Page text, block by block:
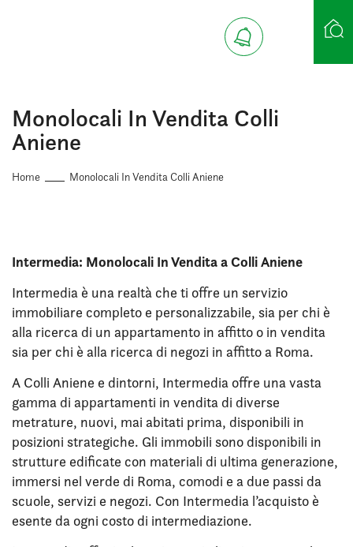
Monolocali In Vendita Colli
Aniene
Home Monolocali In Vendita Colli Aniene
Intermedia: Monolocali In Vendita a Colli Aniene
Intermedia è una realtà che ti offre un servizio
immobiliare completo e personalizzabile, sia per chi è
alla ricerca di un appartamento in affitto o in vendita
sia per chi è alla ricerca di negozi in affitto a Roma.
A Colli Aniene e dintorni, Intermedia offre una vasta
gamma di appartamenti in vendita di diverse
metrature, nuovi, mai abitati prima, disponibili in
posizioni strategiche. Gli immobili sono disponibili in
strutture edificate con materiali di ultima generazione,
immersi nel verde di Roma, comodi e a due passi da
scuole, servizi e negozi. Con Intermedia l’acquisto è
esente da ogni costo di intermediazione.